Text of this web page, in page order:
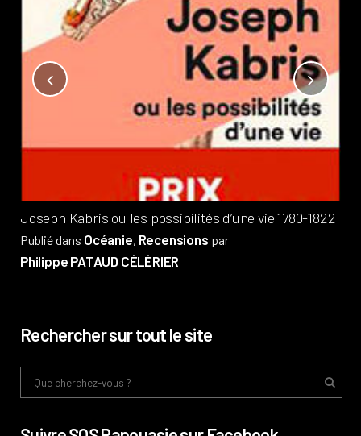
Joseph Kabris ou les possibilités d’une vie 1780-1822
Publié dans Océanie, Recensions par
Philippe PATAUD CÉLÉRIER
Rechercher sur tout le site